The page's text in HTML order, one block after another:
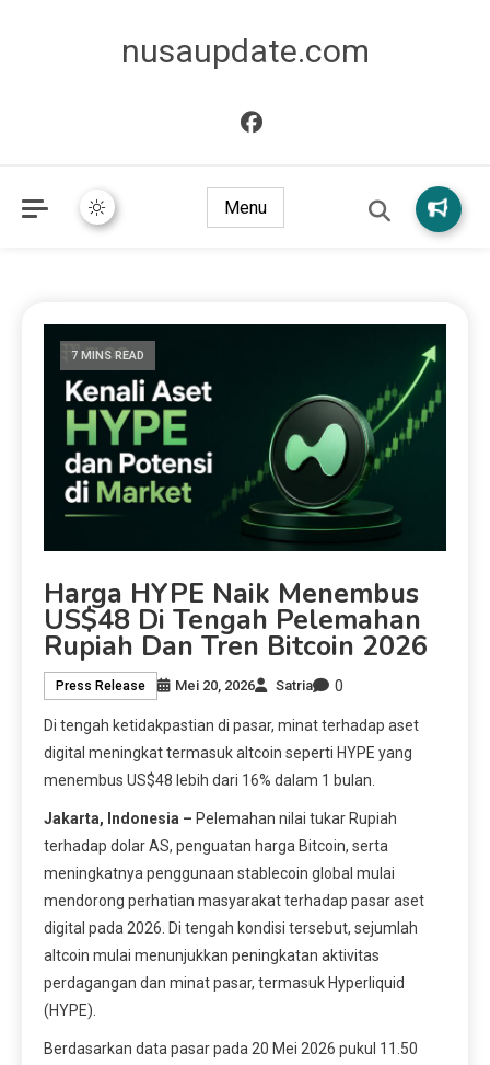
nusaupdate.com
Menu
7 MINS READ
Harga HYPE Naik Menembus
US$48 Di Tengah Pelemahan
Rupiah Dan Tren Bitcoin 2026
Press Release Mei 20, 2026 Satria 0
Di tengah ketidakpastian di pasar, minat terhadap aset
digital meningkat termasuk altcoin seperti HYPE yang
menembus US$48 lebih dari 16% dalam 1 bulan.
Jakarta, Indonesia – Pelemahan nilai tukar Rupiah
terhadap dolar AS, penguatan harga Bitcoin, serta
meningkatnya penggunaan stablecoin global mulai
mendorong perhatian masyarakat terhadap pasar aset
digital pada 2026. Di tengah kondisi tersebut, sejumlah
altcoin mulai menunjukkan peningkatan aktivitas
perdagangan dan minat pasar, termasuk Hyperliquid
(HYPE).
Berdasarkan data pasar pada 20 Mei 2026 pukul 11.50